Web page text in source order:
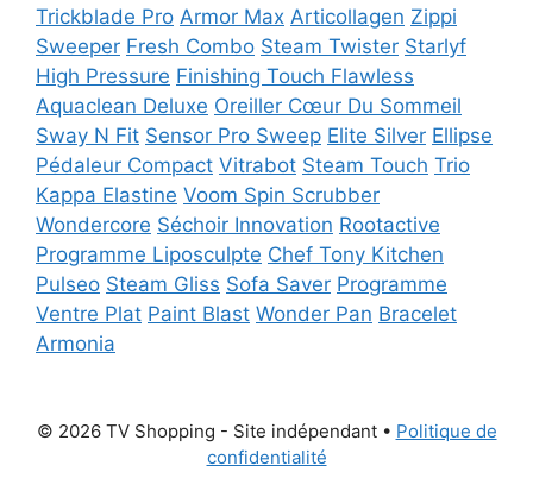
Trickblade Pro Armor Max Articollagen Zippi
Sweeper Fresh Combo Steam Twister Starlyf
High Pressure Finishing Touch Flawless
Aquaclean Deluxe Oreiller Cœur Du Sommeil
Sway N Fit Sensor Pro Sweep Elite Silver Ellipse
Pédaleur Compact Vitrabot Steam Touch Trio
Kappa Elastine Voom Spin Scrubber
Wondercore Séchoir Innovation Rootactive
Programme Liposculpte Chef Tony Kitchen
Pulseo Steam Gliss Sofa Saver Programme
Ventre Plat Paint Blast Wonder Pan Bracelet
Armonia
© 2026 TV Shopping - Site indépendant• Politique de
confidentialité